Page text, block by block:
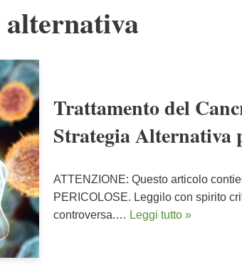
Trattamento del
Strategia Alternativa
ATTENZIONE: Questo articolo
PERICOLOSE. Leggilo con spirito
controversa.… Leggi tutto »